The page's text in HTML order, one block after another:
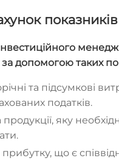
допомогою таких
та підсумкові
податків.
продукції, яку
що є